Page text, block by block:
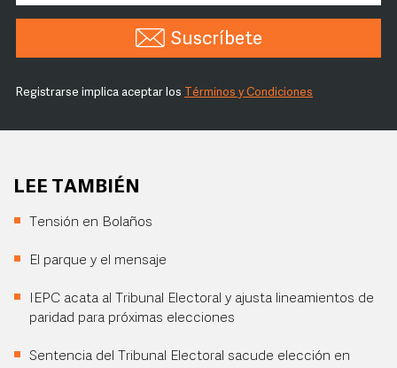
Suscríbete
Registrarse implica aceptar los Términos y Condiciones
LEE TAMBIÉN
Tensión en Bolaños
El parque y el mensaje
IEPC acata al Tribunal Electoral y ajusta lineamientos de
paridad para próximas elecciones
Sentencia del Tribunal Electoral sacude elección en